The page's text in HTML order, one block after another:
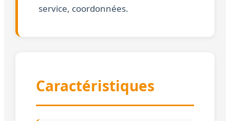
service, coordonnées.
Caractéristiques